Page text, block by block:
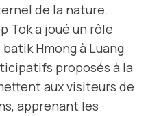
de la nature.
Tok a joué un rôle
Hmong à Luang
proposés à la
aux visiteurs de
apprenant les